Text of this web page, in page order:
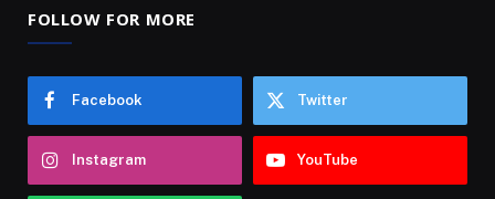
FOLLOW FOR MORE
Facebook Twitter
Instagram YouTube